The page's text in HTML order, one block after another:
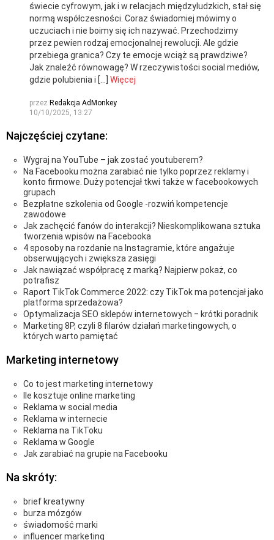
świecie cyfrowym, jak i w relacjach międzyludzkich, stał się
normą współczesności. Coraz świadomiej mówimy o
uczuciach i nie boimy się ich nazywać. Przechodzimy
przez pewien rodzaj emocjonalnej rewolucji. Ale gdzie
przebiega granica? Czy te emocje wciąż są prawdziwe?
Jak znaleźć równowagę? W rzeczywistości social mediów,
gdzie polubienia i […] Więcej
przez Redakcja AdMonkey
10/10/2025, 13:27
Najczęściej czytane:
Wygraj na YouTube – jak zostać youtuberem?
Na Facebooku można zarabiać nie tylko poprzez reklamy i
konto firmowe. Duży potencjał tkwi także w facebookowych
grupach
Bezpłatne szkolenia od Google -rozwiń kompetencje
zawodowe
Jak zachęcić fanów do interakcji? Nieskomplikowana sztuka
tworzenia wpisów na Facebooka
4 sposoby na rozdanie na Instagramie, które angażuje
obserwujących i zwiększa zasięgi
Jak nawiązać współpracę z marką? Najpierw pokaż, co
potrafisz
Raport TikTok Commerce 2022: czy TikTok ma potencjał jako
platforma sprzedażowa?
Optymalizacja SEO sklepów internetowych ‒ krótki poradnik
Marketing 8P, czyli 8 filarów działań marketingowych, o
których warto pamiętać
Marketing internetowy
Co to jest marketing internetowy
Ile kosztuje online marketing
Reklama w social media
Reklama w internecie
Reklama na TikToku
Reklama w Google
Jak zarabiać na grupie na Facebooku
Na skróty:
brief kreatywny
burza mózgów
świadomość marki
influencer marketing